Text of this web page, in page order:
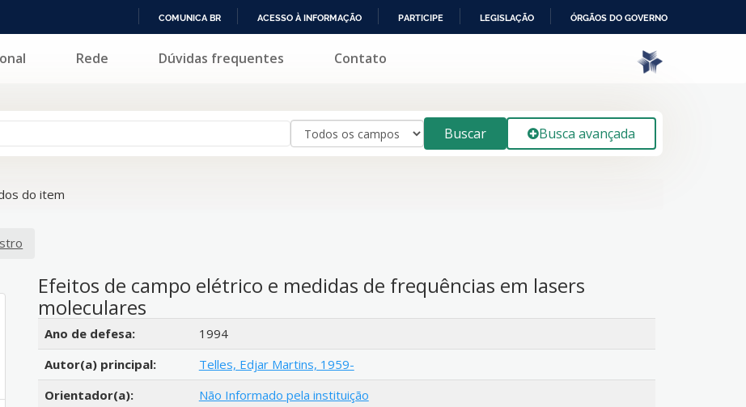
PARA
COMUNICA BR ACESSO À INFORMAÇÃO PARTICIPE LEGISLAÇÃO ÓRGÃOS DO GOVERNO
Rede Dúvidas frequentes Contato
Buscar Busca avançada
do item
Efeitos de campo elétrico e medidas de frequências em lasers
moleculares
Detalhes bibliográficos
Ano de defesa:
1994
Autor(a) principal:
Telles, Edjar Martins, 1959-
Orientador(a):
Não Informado pela instituição